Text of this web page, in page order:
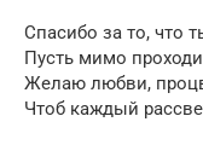
Спасибо за то, что
Пусть мимо
Желаю любви,
Чтоб каждый